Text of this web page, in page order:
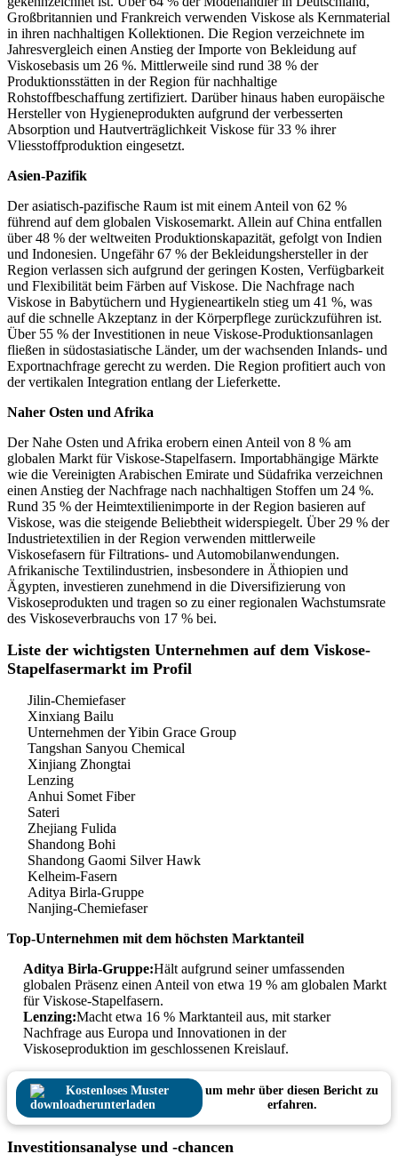
Großbritannien und Frankreich verwenden Viskose als Kernmaterial
in ihren nachhaltigen Kollektionen. Die Region verzeichnete im
Jahresvergleich einen Anstieg der Importe von Bekleidung auf
Viskosebasis um 26 %. Mittlerweile sind rund 38 % der
Produktionsstätten in der Region für nachhaltige
Rohstoffbeschaffung zertifiziert. Darüber hinaus haben europäische
Hersteller von Hygieneprodukten aufgrund der verbesserten
Absorption und Hautverträglichkeit Viskose für 33 % ihrer
Vliesstoffproduktion eingesetzt.
Asien-Pazifik
Der asiatisch-pazifische Raum ist mit einem Anteil von 62 %
führend auf dem globalen Viskosemarkt. Allein auf China entfallen
über 48 % der weltweiten Produktionskapazität, gefolgt von Indien
und Indonesien. Ungefähr 67 % der Bekleidungshersteller in der
Region verlassen sich aufgrund der geringen Kosten, Verfügbarkeit
und Flexibilität beim Färben auf Viskose. Die Nachfrage nach
Viskose in Babytüchern und Hygieneartikeln stieg um 41 %, was
auf die schnelle Akzeptanz in der Körperpflege zurückzuführen ist.
Über 55 % der Investitionen in neue Viskose-Produktionsanlagen
fließen in südostasiatische Länder, um der wachsenden Inlands- und
Exportnachfrage gerecht zu werden. Die Region profitiert auch von
der vertikalen Integration entlang der Lieferkette.
Naher Osten und Afrika
Der Nahe Osten und Afrika erobern einen Anteil von 8 % am
globalen Markt für Viskose-Stapelfasern. Importabhängige Märkte
wie die Vereinigten Arabischen Emirate und Südafrika verzeichnen
einen Anstieg der Nachfrage nach nachhaltigen Stoffen um 24 %.
Rund 35 % der Heimtextilienimporte in der Region basieren auf
Viskose, was die steigende Beliebtheit widerspiegelt. Über 29 % der
Industrietextilien in der Region verwenden mittlerweile
Viskosefasern für Filtrations- und Automobilanwendungen.
Afrikanische Textilindustrien, insbesondere in Äthiopien und
Ägypten, investieren zunehmend in die Diversifizierung von
Viskoseprodukten und tragen so zu einer regionalen Wachstumsrate
des Viskoseverbrauchs von 17 % bei.
Liste der wichtigsten Unternehmen auf dem Viskose-
Stapelfasermarkt im Profil
Jilin-Chemiefaser
Xinxiang Bailu
Unternehmen der Yibin Grace Group
Tangshan Sanyou Chemical
Xinjiang Zhongtai
Lenzing
Anhui Somet Fiber
Sateri
Zhejiang Fulida
Shandong Bohi
Shandong Gaomi Silver Hawk
Kelheim-Fasern
Aditya Birla-Gruppe
Nanjing-Chemiefaser
Top-Unternehmen mit dem höchsten Marktanteil
Aditya Birla-Gruppe:Hält aufgrund seiner umfassenden
globalen Präsenz einen Anteil von etwa 19 % am globalen Markt
für Viskose-Stapelfasern.
Lenzing:Macht etwa 16 % Marktanteil aus, mit starker
Nachfrage aus Europa und Innovationen in der
Viskoseproduktion im geschlossenen Kreislauf.
Kostenloses Muster
herunterladen
um mehr über diesen Bericht zu
erfahren.
Investitionsanalyse und -chancen